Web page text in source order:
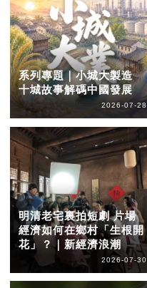
系列專題｜小城大製造
十城故事解碼中國發展
2026-07-28
明清老宅裏拍短劇 片場
經濟如何在鄉村「生根開
花」？｜新經濟浪潮
2026-07-30